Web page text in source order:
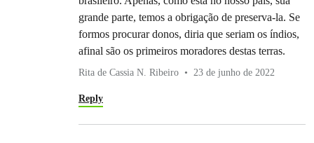
grande parte, temos a obrigação de preserva-la. Se
formos procurar donos, diria que seriam os índios,
afinal são os primeiros moradores destas terras.
Rita de Cassia N. Ribeiro 23 de junho de 2022
Reply